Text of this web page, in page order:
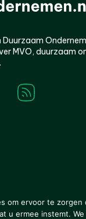
MVO, duurzaam
EIS Colofon
om ervoor te
u ermee instemt.